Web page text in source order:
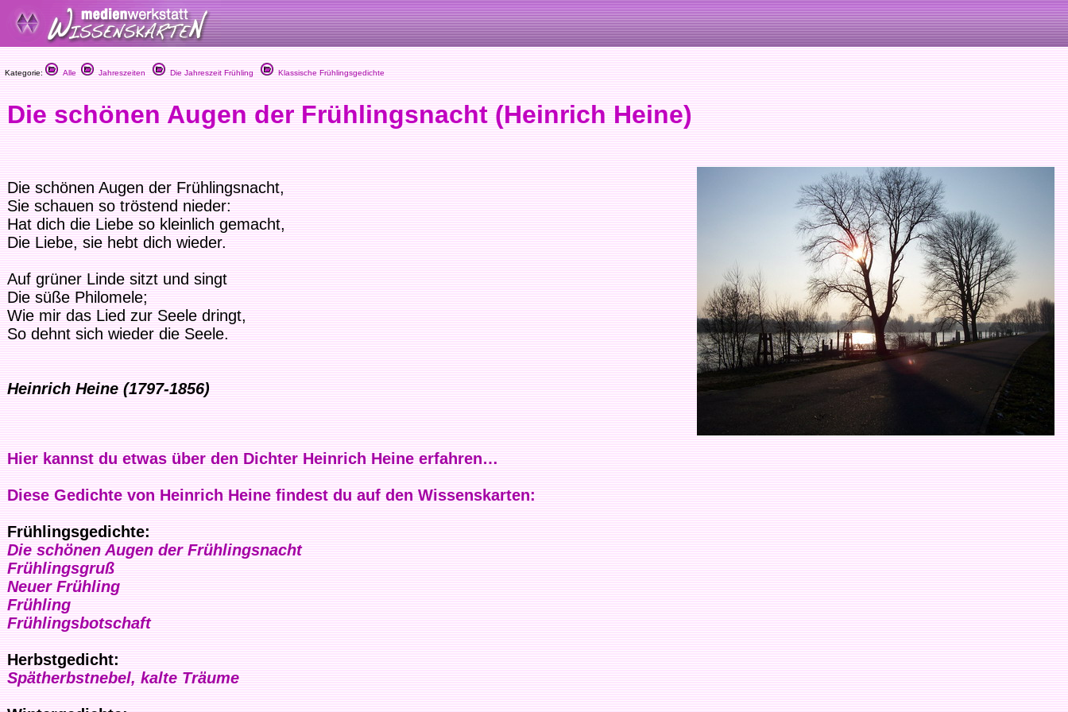
Kategorie: Alle Jahreszeiten Die Jahreszeit Frühling Klassische Frühlingsgedichte
Die schönen Augen der Frühlingsnacht (Heinrich Heine)
Die schönen Augen der Frühlingsnacht,
Sie schauen so tröstend nieder:
Hat dich die Liebe so kleinlich gemacht,
Die Liebe, sie hebt dich wieder.
Auf grüner Linde sitzt und singt
Die süße Philomele;
Wie mir das Lied zur Seele dringt,
So dehnt sich wieder die Seele.
Heinrich Heine (1797-1856)
Hier kannst du etwas über den Dichter Heinrich Heine erfahren…
Diese Gedichte von Heinrich Heine findest du auf den Wissenskarten:
Frühlingsgedichte:
Die schönen Augen der Frühlingsnacht
Frühlingsgruß
Neuer Frühling
Frühling
Frühlingsbotschaft
Herbstgedicht:
Spätherbstnebel, kalte Träume